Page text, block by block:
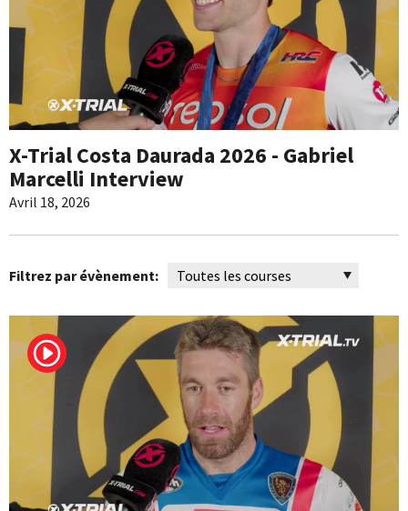
X-Trial Costa Daurada 2026 - Gabriel
Marcelli Interview
Avril 18, 2026
Filtrez par évènement: